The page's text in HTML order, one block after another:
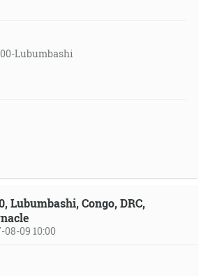
Lubumbashi
Lubumbashi, Congo, DRC,
09 10:00